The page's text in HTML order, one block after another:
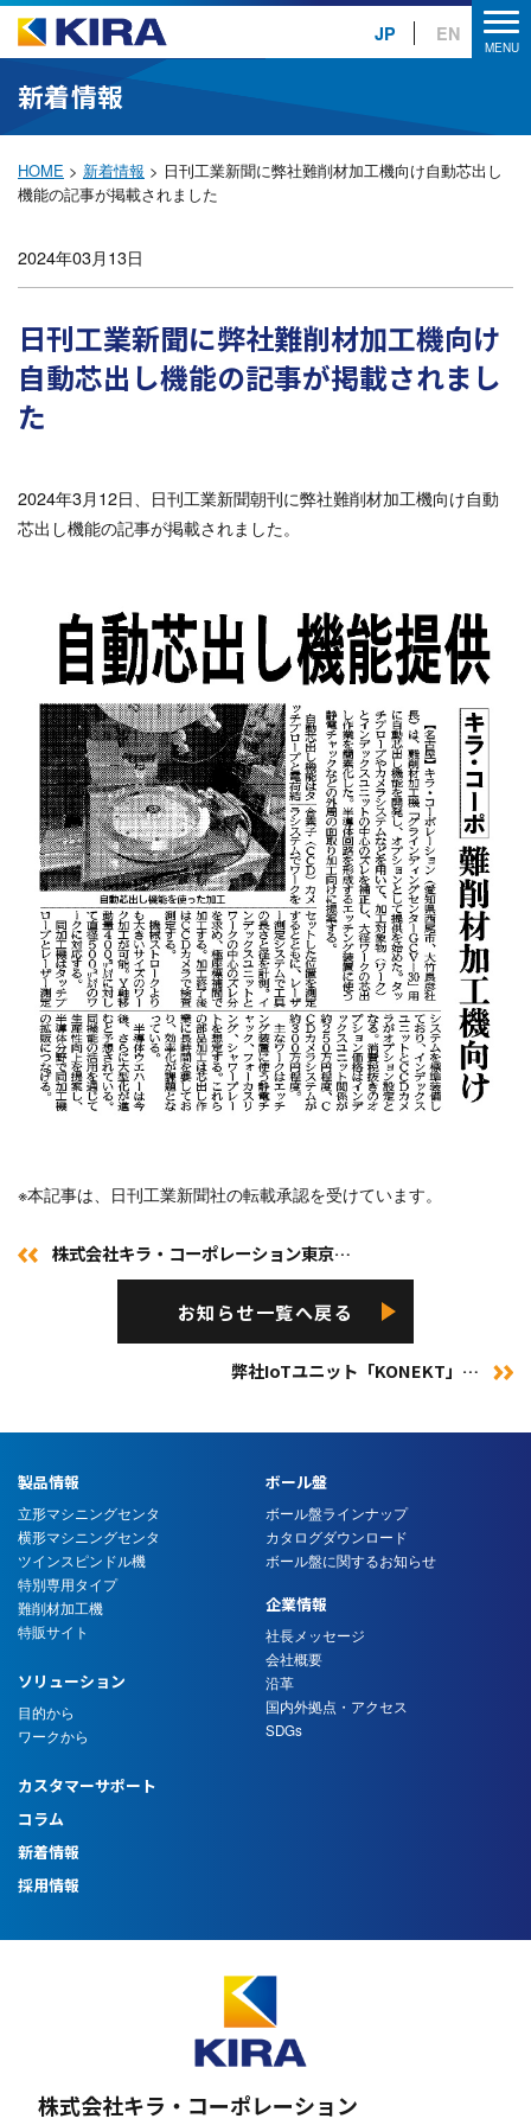
JP EN
新着情報
HOME > 新着情報 > 日刊工業新聞に弊社難削材加工機向け自動芯出し
機能の記事が掲載されました
2024年03月13日
日刊工業新聞に弊社難削材加工機向け
自動芯出し機能の記事が掲載されまし
た
2024年3月12日、日刊工業新聞朝刊に弊社難削材加工機向け自動
芯出し機能の記事が掲載されました。
※本記事は、日刊工業新聞社の転載承認を受けています。
株式会社キラ・コーポレーション東京…
お知らせ一覧へ戻る
弊社IoTユニット「KONEKT」…
製品情報
立形マシニングセンタ
横形マシニングセンタ
ツインスピンドル機
特別専用タイプ
難削材加工機
特販サイト
ボール盤
ボール盤ラインナップ
カタログダウンロード
ボール盤に関するお知らせ
ソリューション
目的から
ワークから
企業情報
社長メッセージ
会社概要
沿革
国内外拠点・アクセス
SDGs
カスタマーサポート
コラム
新着情報
採用情報
株式会社キラ・コーポレーション